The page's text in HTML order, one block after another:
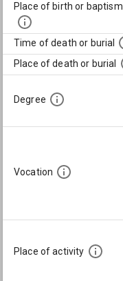
Place of birth or baptism
Time of death or burial
Place of death or burial
Degree
Vocation
Place of activity